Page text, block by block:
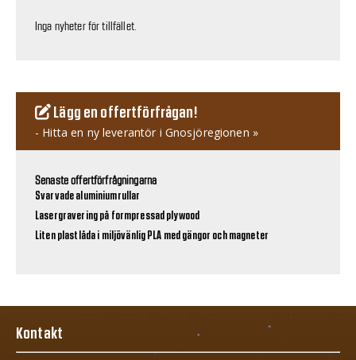
Inga nyheter för tillfället.
Lägg en offertförfrågan!
- Hitta en ny leverantör i Gnosjöregionen »
Senaste offertförfrågningarna
Svarvade aluminiumrullar
Lasergravering på formpressad plywood
Liten plastlåda i miljövänlig PLA med gängor och magneter
Kontakt